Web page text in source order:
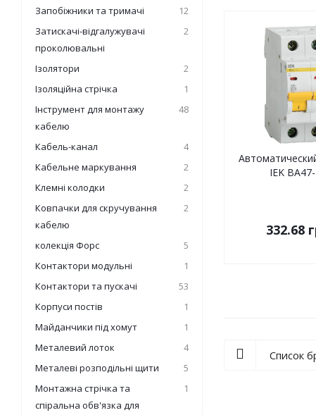
IEK
332.68
Список
Запобіжники та тримачі
12
Затискачі-відгалужувачі
проколювальні
2
Ізолятори
2
Ізоляційна стрічка
1
Інструмент для монтажу
кабелю
48
Кабель-канал
4
Кабельне маркування
2
Клемні колодки
2
Ковпачки для скручування
кабелю
2
колекція Форс
5
Контактори модульні
1
Контактори та пускачі
53
Корпуси постів
1
Майданчики під хомут
1
Металевий лоток
4
Металеві розподільні щити
5
Монтажна стрічка та
спіральна обв'язка для
1